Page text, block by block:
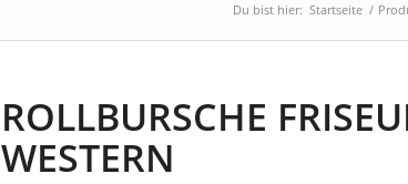
Du bist hier: Startseite /
ROLLBURSCHE
WESTERN